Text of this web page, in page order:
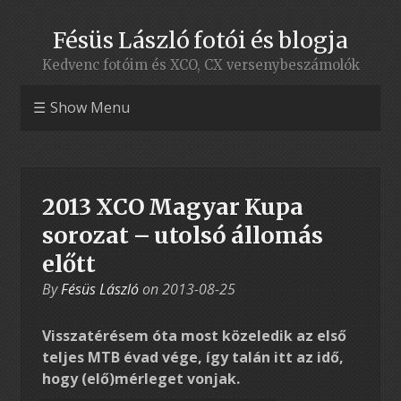
Fésüs László fotói és blogja
Kedvenc fotóim és XCO, CX versenybeszámolók
Show Menu
2013 XCO Magyar Kupa
sorozat – utolsó állomás
előtt
ByFésüs Lászlóon2013-08-25
Visszatérésem óta most közeledik az első
teljes MTB évad vége, így talán itt az idő,
hogy (elő)mérleget vonjak.